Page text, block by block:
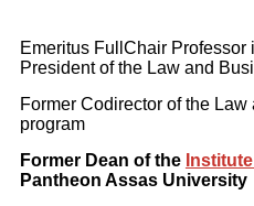
Emeritus FullChair
President of the Law and
Former Codirector of the
program
Former Dean of the
Pantheon Assas University